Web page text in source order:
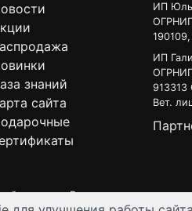
знаний
сайта
ИП
ИП
913313
Вет.
доставки Вы можете узнать на